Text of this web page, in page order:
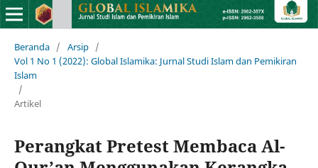
Beranda / Arsip /
Vol 1 No 1 (2022): Global Islamika: Jurnal Studi Islam dan Pemikiran
Islam
/
Artikel
Perangkat Pretest Membaca Al-